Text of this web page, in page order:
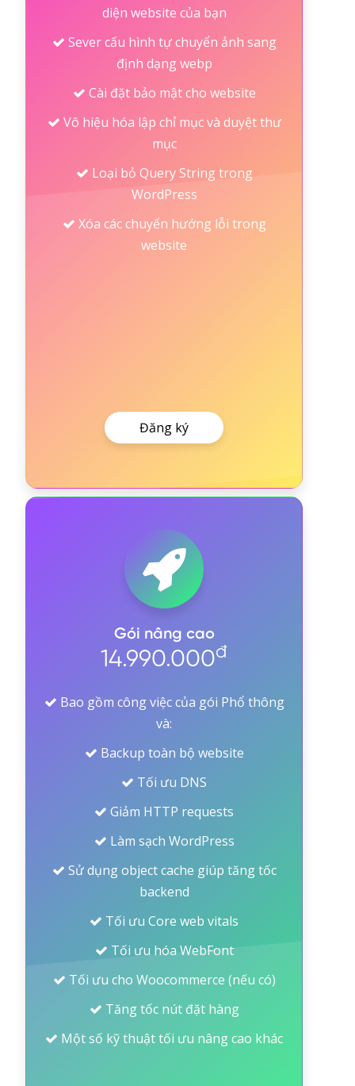
diện website của bạn
Sever cấu hình tự chuyển ảnh sang
định dạng webp
Cài đặt bảo mật cho website
Vô hiệu hóa lập chỉ mục và duyệt thư
mục
Loại bỏ Query String trong
WordPress
Xóa các chuyển hướng lỗi trong
website
Đăng ký
Gói nâng cao
14.990.000đ
Bao gồm công việc của gói Phổ thông
và:
Backup toàn bộ website
Tối ưu DNS
Giảm HTTP requests
Làm sạch WordPress
Sử dụng object cache giúp tăng tốc
backend
Tối ưu Core web vitals
Tối ưu hóa WebFont
Tối ưu cho Woocommerce (nếu có)
Tăng tốc nút đặt hàng
Một số kỹ thuật tối ưu nâng cao khác